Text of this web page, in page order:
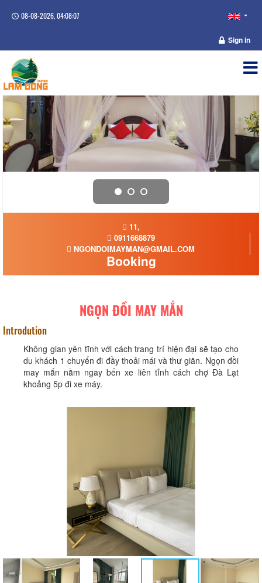
08-08-2026, 04:08:07
Sign in
11,
0911668879
NGONDOIMAYMAN@GMAIL.COM
Booking
NGỌN ĐỒI MAY MẮN
Introdution
Không gian yên tĩnh với cách trang trí hiện đại sẽ tạo cho
du khách 1 chuyến đi đầy thoải mái và thư giãn. Ngọn đồi
may mắn nằm ngay bến xe liên tỉnh cách chợ Đà Lạt
khoảng 5p đi xe máy.